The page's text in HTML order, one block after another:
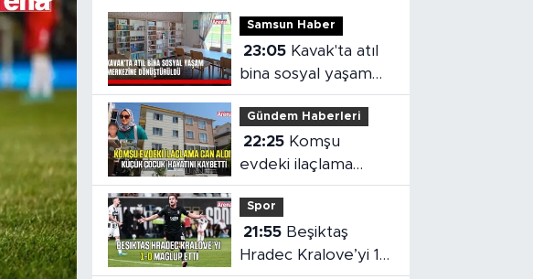
Samsun Haber
23:05
bina sosyal yaşam
merkezine
dönüştürüldü
Gündem Haberleri
22:25
evdeki ilaçlama
küçük çocuğun
ölümüne neden oldu
Spor
21:55
Hradec Kralove’yi 1-